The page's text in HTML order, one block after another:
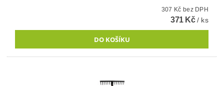
307 Kč bez DPH
371 Kč/ ks